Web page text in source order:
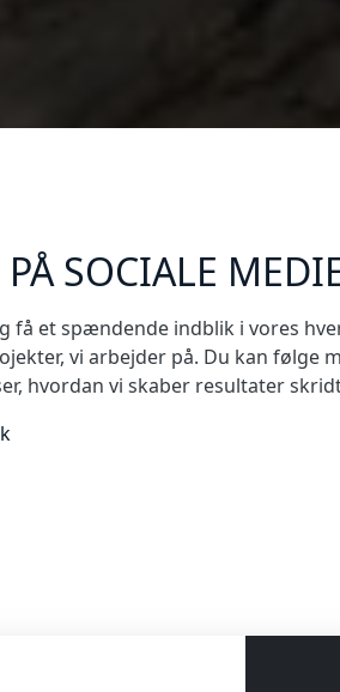
SOCIALE
få et spændende indblik i vores
vi arbejder på. Du kan følge
hvordan vi skaber resultater